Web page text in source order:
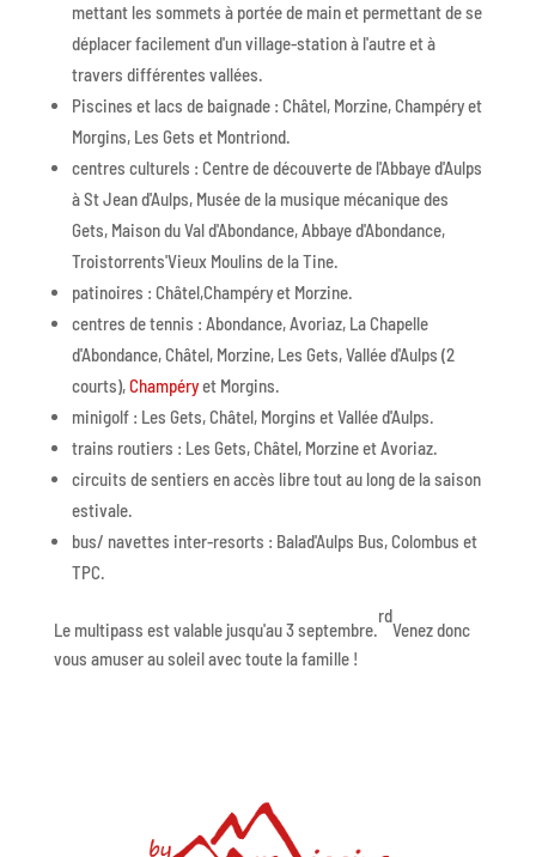
mettant les sommets à portée de main et permettant de se
déplacer facilement d'un village-station à l'autre et à
travers différentes vallées.
Piscines et lacs de baignade : Châtel, Morzine, Champéry et
Morgins, Les Gets et Montriond.
centres culturels : Centre de découverte de l'Abbaye d'Aulps
à St Jean d'Aulps, Musée de la musique mécanique des
Gets, Maison du Val d'Abondance, Abbaye d'Abondance,
Troistorrents'Vieux Moulins de la Tine.
patinoires : Châtel,Champéry et Morzine.
centres de tennis : Abondance, Avoriaz, La Chapelle
d'Abondance, Châtel, Morzine, Les Gets, Vallée d'Aulps (2
courts),Champéryet Morgins.
minigolf : Les Gets, Châtel, Morgins et Vallée d'Aulps.
trains routiers : Les Gets, Châtel, Morzine et Avoriaz.
circuits de sentiers en accès libre tout au long de la saison
estivale.
bus/ navettes inter-resorts : Balad'Aulps Bus, Colombus et
TPC.
Le multipass est valable jusqu'au 3 septembre.
rd
Venez donc
vous amuser au soleil avec toute la famille !